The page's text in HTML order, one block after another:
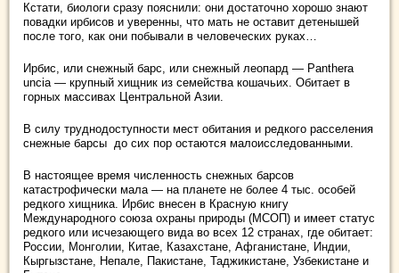
Кстати, биологи сразу пояснили: они достаточно хорошо знают
повадки ирбисов и уверенны, что мать не оставит детенышей
после того, как они побывали в человеческих руках…
Ирбис, или снежный барс, или снежный леопард — Panthera
uncia — крупный хищник из семейства кошачьих. Обитает в
горных массивах Центральной Азии.
В силу труднодоступности мест обитания и редкого расселения
снежные барсы до сих пор остаются малоисследованными.
В настоящее время численность снежных барсов
катастрофически мала — на планете не более 4 тыс. особей
редкого хищника. Ирбис внесен в Красную книгу
Международного союза охраны природы (МСОП) и имеет статус
редкого или исчезающего вида во всех 12 странах, где обитает:
России, Монголии, Китае, Казахстане, Афганистане, Индии,
Кыргызстане, Непале, Пакистане, Таджикистане, Узбекистане и